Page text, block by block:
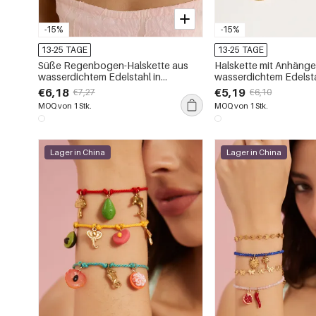
-15%
13-25 TAGE
Süße Regenbogen-Halskette aus
wasserdichtem Edelstahl in
Goldfarbe mit Anhänger
€6,18 €7,27
MOQ von 1 Stk.
-15%
13-25 TAGE
Halskette mit
wasserdichtem
Goldfarbe
€5,19 €6,10
MOQ von 1 Stk.
Lager in China Lager in China